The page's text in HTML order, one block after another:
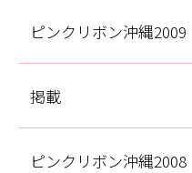
ピンクリボン沖縄2009
掲載
ピンクリボン沖縄2008